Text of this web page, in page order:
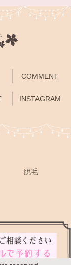
COMMENT
INSTAGRAM
脱毛